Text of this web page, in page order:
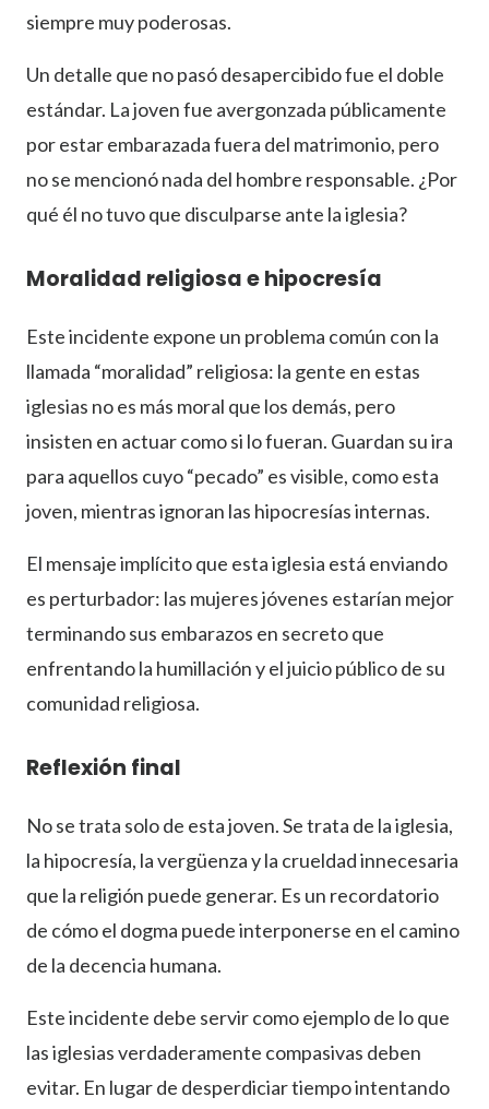
siempre muy poderosas.
Un detalle que no pasó desapercibido fue el doble
estándar. La joven fue avergonzada públicamente
por estar embarazada fuera del matrimonio, pero
no se mencionó nada del hombre responsable. ¿Por
qué él no tuvo que disculparse ante la iglesia?
Moralidad religiosa e hipocresía
Este incidente expone un problema común con la
llamada “moralidad” religiosa: la gente en estas
iglesias no es más moral que los demás, pero
insisten en actuar como si lo fueran. Guardan su ira
para aquellos cuyo “pecado” es visible, como esta
joven, mientras ignoran las hipocresías internas.
El mensaje implícito que esta iglesia está enviando
es perturbador: las mujeres jóvenes estarían mejor
terminando sus embarazos en secreto que
enfrentando la humillación y el juicio público de su
comunidad religiosa.
Reflexión final
No se trata solo de esta joven. Se trata de la iglesia,
la hipocresía, la vergüenza y la crueldad innecesaria
que la religión puede generar. Es un recordatorio
de cómo el dogma puede interponerse en el camino
de la decencia humana.
Este incidente debe servir como ejemplo de lo que
las iglesias verdaderamente compasivas deben
evitar. En lugar de desperdiciar tiempo intentando